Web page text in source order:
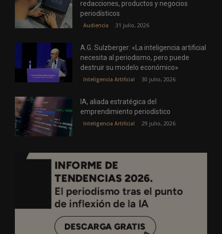
redacciones, productos y negocios
periodísticos
Audiencia 31 julio, 2026
A.G. Sulzberger: «La inteligencia artificial
necesita al periodismo, pero puede
destruir su modelo económico»
Inteligencia Artificial 30 julio, 2026
IA, aliada estratégica del
emprendimiento periodístico
Inteligencia Artificial 29 julio, 2026